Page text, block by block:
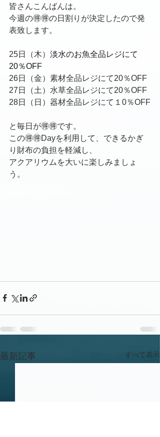
皆さんこんばんは。
今週の🉐🉐の日割りが決定したので発
表致します。
25日（木） 淡水のお魚全品レジにて
20％OFF
26日（金）素材全品レジにて20％OFF
27日（土）水草全品レジにて20％OFF
28日（日）器材全品レジにて１0％OFF
と毎日が🉐🉐です。
この🉐🉐Dayを利用して、できるかぎ
り財布の負担を軽減し、
アクアリウムを大いに楽しみましょ
う。
最新記事 すべて表示